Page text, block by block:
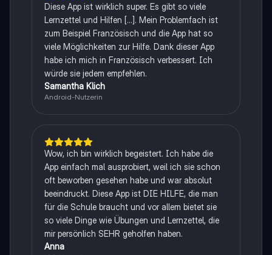
Diese App ist wirklich super. Es gibt so viele
Lernzettel und Hilfen [...]. Mein Problemfach ist
zum Beispiel Französisch und die App hat so
viele Möglichkeiten zur Hilfe. Dank dieser App
habe ich mich in Französisch verbessert. Ich
würde sie jedem empfehlen.
Samantha Klich
Android-Nutzerin
Wow, ich bin wirklich begeistert. Ich habe die
App einfach mal ausprobiert, weil ich sie schon
oft beworben gesehen habe und war absolut
beeindruckt. Diese App ist DIE HILFE, die man
für die Schule braucht und vor allem bietet sie
so viele Dinge wie Übungen und Lernzettel, die
mir persönlich SEHR geholfen haben.
Anna